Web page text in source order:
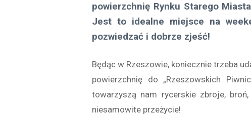
powierzchnię Rynku Starego
Jest to idealne miejsce na
pozwiedzać i dobrze zjeść!
Będąc w Rzeszowie, koniecznie trzeba
powierzchnię do „Rzeszowskich
towarzyszą nam rycerskie zbroje,
niesamowite przeżycie!